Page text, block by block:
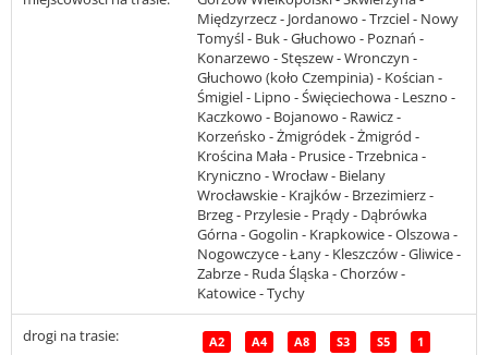
Międzyrzecz - Jordanowo - Trzciel - Nowy
Tomyśl - Buk - Głuchowo - Poznań -
Konarzewo - Stęszew - Wronczyn -
Głuchowo (koło Czempinia) - Kościan -
Śmigiel - Lipno - Święciechowa - Leszno -
Kaczkowo - Bojanowo - Rawicz -
Korzeńsko - Żmigródek - Żmigród -
Krościna Mała - Prusice - Trzebnica -
Kryniczno - Wrocław - Bielany
Wrocławskie - Krajków - Brzezimierz -
Brzeg - Przylesie - Prądy - Dąbrówka
Górna - Gogolin - Krapkowice - Olszowa -
Nogowczyce - Łany - Kleszczów - Gliwice -
Zabrze - Ruda Śląska - Chorzów -
Katowice - Tychy
drogi na trasie: A2 A4 A8 S3 S5 1